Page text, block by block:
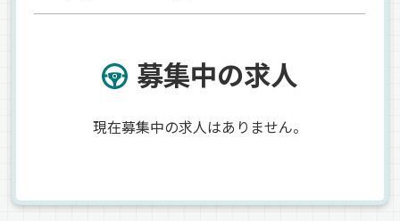
募集中の求人
現在募集中の求人はありません。